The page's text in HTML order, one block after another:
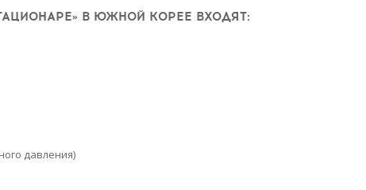
В ЮЖНОЙ КОРЕЕ ВХОДЯТ:
давления)